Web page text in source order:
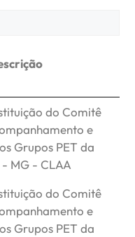
do Comitê
e
Grupos PET da
- MG - CLAA
do Comitê
e
Grupos PET da